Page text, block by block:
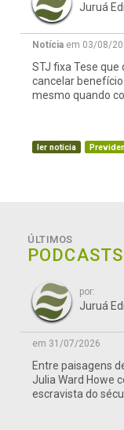
Juruá
Notícia em 03/08/
STJ fixa Tese
cancelar
mesmo quando
ler notícia
ÚLTIMOS
PODCASTS
por:
Juruá
em 31/07/2026
Entre paisagens
Julia Ward Howe
escravista do